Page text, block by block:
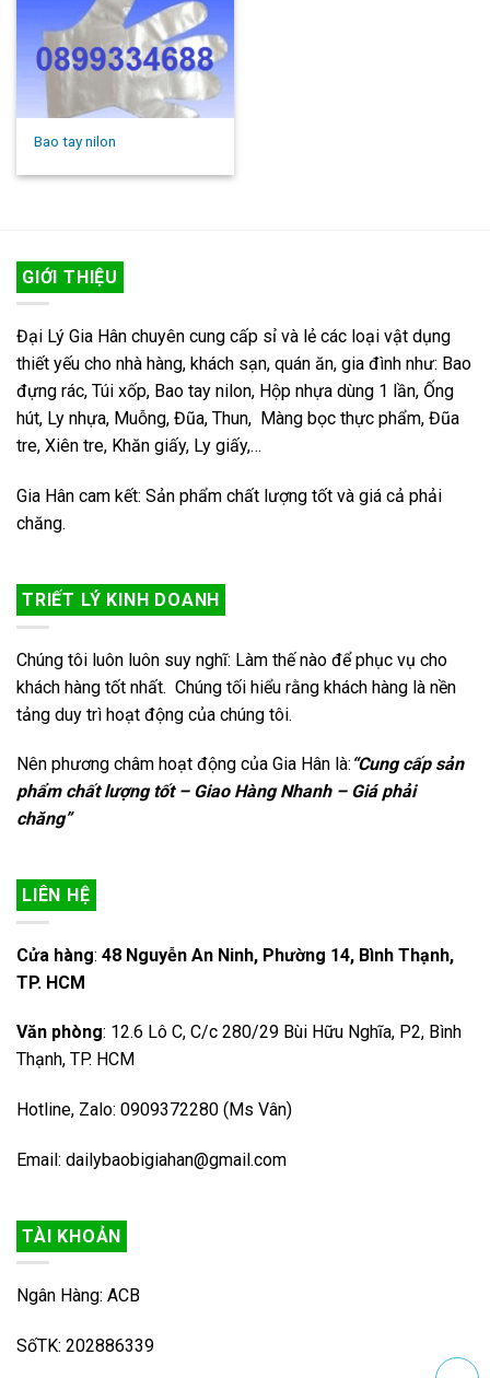
Bao tay nilon
GIỚI THIỆU
Đại Lý Gia Hân chuyên cung cấp sỉ và lẻ các loại vật dụng
thiết yếu cho nhà hàng, khách sạn, quán ăn, gia đình như: Bao
đựng rác, Túi xốp, Bao tay nilon, Hộp nhựa dùng 1 lần, Ống
hút, Ly nhựa, Muỗng, Đũa, Thun, Màng bọc thực phẩm, Đũa
tre, Xiên tre, Khăn giấy, Ly giấy,…
Gia Hân cam kết: Sản phẩm chất lượng tốt và giá cả phải
chăng.
TRIẾT LÝ KINH DOANH
Chúng tôi luôn luôn suy nghĩ: Làm thế nào để phục vụ cho
khách hàng tốt nhất. Chúng tối hiểu rằng khách hàng là nền
tảng duy trì hoạt động của chúng tôi.
Nên phương châm hoạt động của Gia Hân là: “Cung cấp sản
phẩm chất lượng tốt – Giao Hàng Nhanh – Giá phải
chăng”
LIÊN HỆ
Cửa hàng: 48 Nguyễn An Ninh, Phường 14, Bình Thạnh,
TP. HCM
Văn phòng: 12.6 Lô C, C/c 280/29 Bùi Hữu Nghĩa, P2, Bình
Thạnh, TP. HCM
Hotline, Zalo: 0909372280 (Ms Vân)
Email: dailybaobigiahan@gmail.com
TÀI KHOẢN
Ngân Hàng: ACB
SốTK: 202886339